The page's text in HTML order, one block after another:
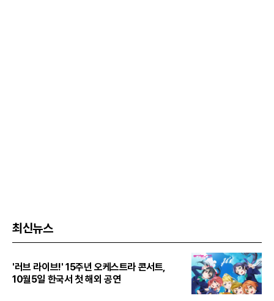
최신뉴스
'러브 라이브!' 15주년 오케스트라 콘서트,
10월5일 한국서 첫 해외 공연